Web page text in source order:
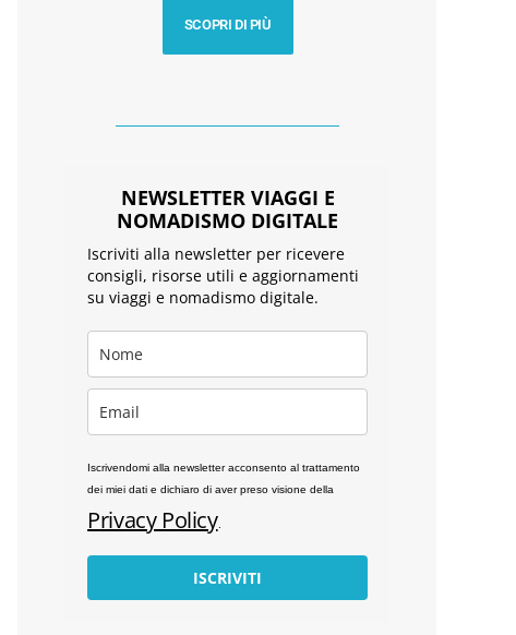
SCOPRI DI PIÙ
NEWSLETTER VIAGGI E
NOMADISMO DIGITALE
Iscriviti alla newsletter per ricevere
consigli, risorse utili e aggiornamenti
su viaggi e nomadismo digitale.
Iscrivendomi alla newsletter acconsento al trattamento
dei miei dati e dichiaro di aver preso visione della
Privacy Policy
ISCRIVITI